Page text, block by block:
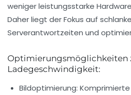
weniger leistungsstarke
Daher liegt der Fokus auf
Serverantwortzeiten und
Optimierungsmöglichkeiten
Ladegeschwindigkeit:
Bildoptimierung: